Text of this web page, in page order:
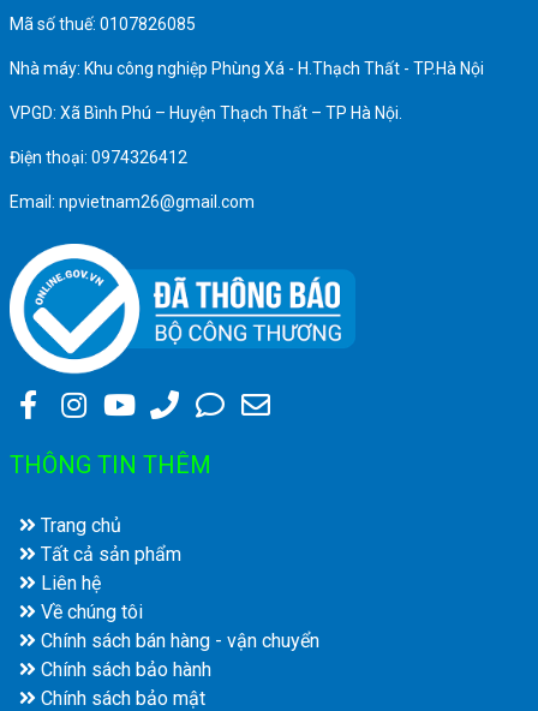
Mã số thuế: 0107826085
Nhà máy: Khu công nghiệp Phùng Xá - H.Thạch Thất - TP.Hà Nội
VPGD: Xã Bình Phú – Huyện Thạch Thất – TP Hà Nội.
Điện thoại: 0974326412
Email: npvietnam26@gmail.com
THÔNG TIN THÊM
Trang chủ
Tất cả sản phẩm
Liên hệ
Về chúng tôi
Chính sách bán hàng - vận chuyển
Chính sách bảo hành
Chính sách bảo mật